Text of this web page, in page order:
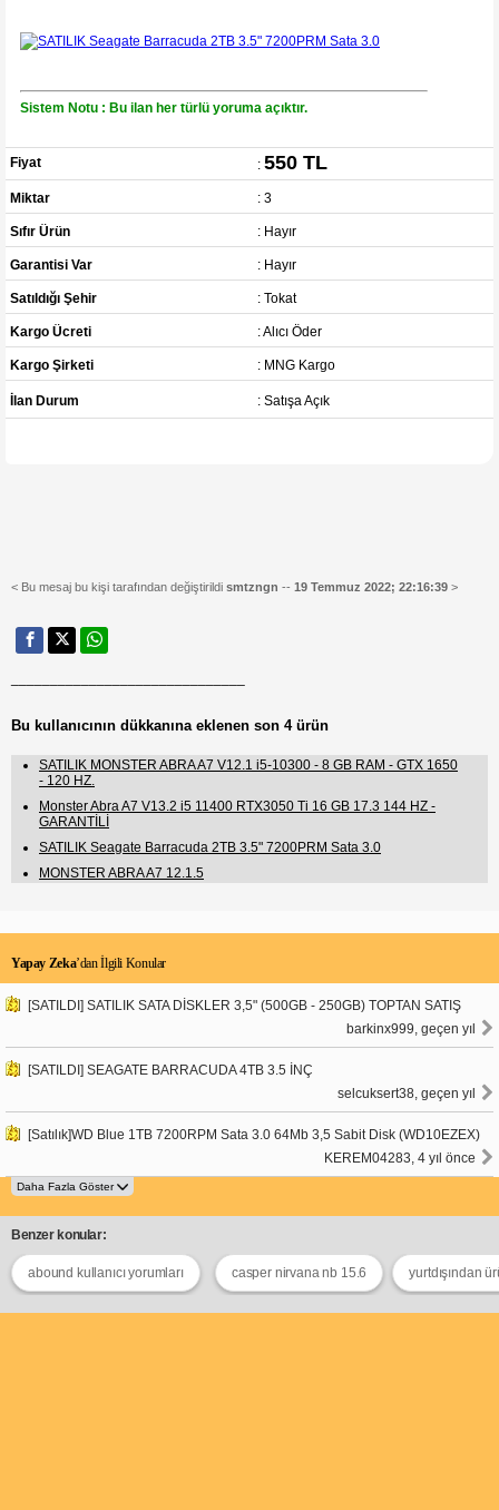
Sistem Notu : Bu ilan her türlü yoruma açıktır.
Fiyat : 550 TL
Miktar : 3
Sıfır Ürün : Hayır
Garantisi Var : Hayır
Satıldığı Şehir : Tokat
Kargo Ücreti : Alıcı Öder
Kargo Şirketi : MNG Kargo
İlan Durum : Satışa Açık
< Bu mesaj bu kişi tarafından değiştirildi smtzngn -- 19 Temmuz 2022; 22:16:39 >
Bu kullanıcının dükkanına eklenen son 4 ürün
SATILIK MONSTER ABRA A7 V12.1 i5-10300 - 8 GB RAM - GTX 1650
- 120 HZ.
Monster Abra A7 V13.2 i5 11400 RTX3050 Ti 16 GB 17.3 144 HZ -
GARANTİLİ
SATILIK Seagate Barracuda 2TB 3.5" 7200PRM Sata 3.0
MONSTER ABRA A7 12.1.5
Yapay Zeka’dan İlgili Konular
[SATILDI] SATILIK SATA DİSKLER 3,5" (500GB - 250GB) TOPTAN SATIŞ
barkinx999, geçen yıl
[SATILDI] SEAGATE BARRACUDA 4TB 3.5 İNÇ
selcuksert38, geçen yıl
[Satılık]WD Blue 1TB 7200RPM Sata 3.0 64Mb 3,5 Sabit Disk (WD10EZEX)
KEREM04283, 4 yıl önce
Benzer konular:
abound kullanıcı yorumları casper nirvana nb 15.6 yurtdışından